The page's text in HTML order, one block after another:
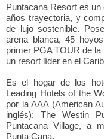
Puntacana Resort es
años trayectoria, y
de lujo sostenible.
arena blanca, 45
primer PGA TOUR de
un resort líder en el
Es el hogar de los
Leading Hotels of the
por la AAA (American
inglés); The Westin
Puntacana Village, a
Punta Cana.